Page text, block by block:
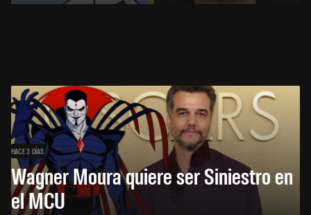
HACE 3 DÍAS
Wagner Moura quiere ser Siniestro en
el MCU